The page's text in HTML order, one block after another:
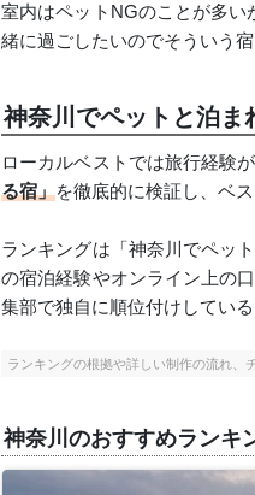
室内はペットNGのことが多
緒に過ごしたいのでそういう宿
神奈川でペットと泊ま
ローカルベストでは旅行経験
る宿」を徹底的に検証し、ベ
ランキングは「神奈川でペッ
の宿泊経験やオンライン上の
集部で独自に順位付けしている
ランキングの根拠や詳しい制作の流れ、
神奈川のおすすめランキ